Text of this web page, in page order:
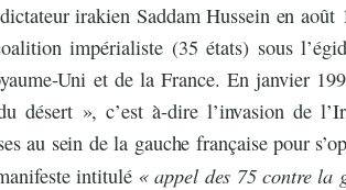
irakien Saddam Hussein en août
impérialiste (35 états) sous
Uni et de la France. En janvier
désert », c’est à-dire l’invasion de
au sein de la gauche française pour
intitulé « appel des 75 contre la